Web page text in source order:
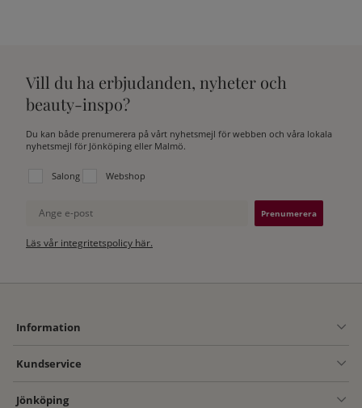
Vill du ha erbjudanden, nyheter och
beauty-inspo?
Du kan både prenumerera på vårt nyhetsmejl för webben och våra lokala
nyhetsmejl för Jönköping eller Malmö.
Välj vilken lista du vill prenumerera på:
Salong Webshop
Ange e-post
Läs vår integritetspolicy här.
Information
Kundservice
Jönköping